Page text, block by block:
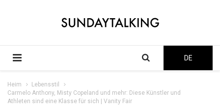
DE
Heim
Lebensstil
Carmelo Anthony, Misty Copeland und mehr: Diese Künstler und
Athleten sind eine Klasse für sich | Vanity Fair